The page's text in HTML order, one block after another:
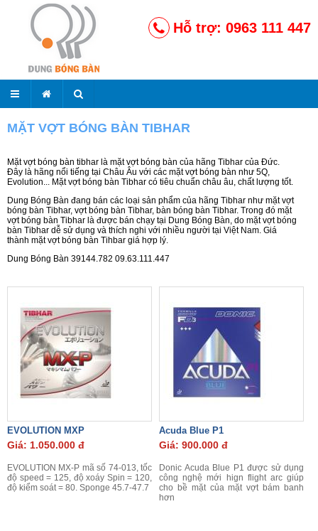
Hỗ trợ: 0963 111 447
MẶT VỢT BÓNG BÀN TIBHAR
Mặt vợt bóng bàn tibhar là mặt vợt bóng bàn của hãng Tibhar của Đức.
Đây là hãng nổi tiếng tại Châu Âu với các mặt vợt bóng bàn như 5Q,
Evolution... Mặt vợt bóng bàn Tibhar có tiêu chuẩn châu âu, chất lượng tốt.
Dung Bóng Bàn đang bán các loại sản phẩm của hãng Tibhar như mặt vợt
bóng bàn Tibhar, vợt bóng bàn Tibhar, bàn bóng bàn Tibhar. Trong đó mặt
vợt bóng bàn Tibhar là được bán chạy tại Dung Bóng Bàn, do mặt vợt bóng
bàn Tibhar dễ sử dụng và thích nghi với nhiều người tại Việt Nam. Giá
thành mặt vợt bóng bàn Tihbar giá hợp lý.
Dung Bóng Bàn 39144.782 09.63.111.447
EVOLUTION MXP
Giá: 1.050.000 đ
EVOLUTION MX-P mã số 74-013, tốc
độ speed = 125, độ xoáy Spin = 120,
độ kiểm soát = 80. Sponge 45.7-47.7
Acuda Blue P1
Giá: 900.000 đ
Donic Acuda Blue P1 được sử dụng
công nghệ mới hign flight arc giúp
cho bề mặt của mặt vợt bám banh
hơn